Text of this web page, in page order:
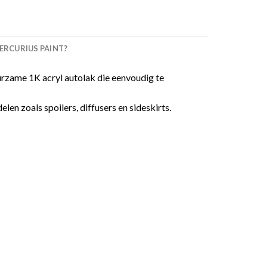
PAINT?
1K acryl autolak die eenvoudig te
zoals spoilers, diffusers en sideskirts.